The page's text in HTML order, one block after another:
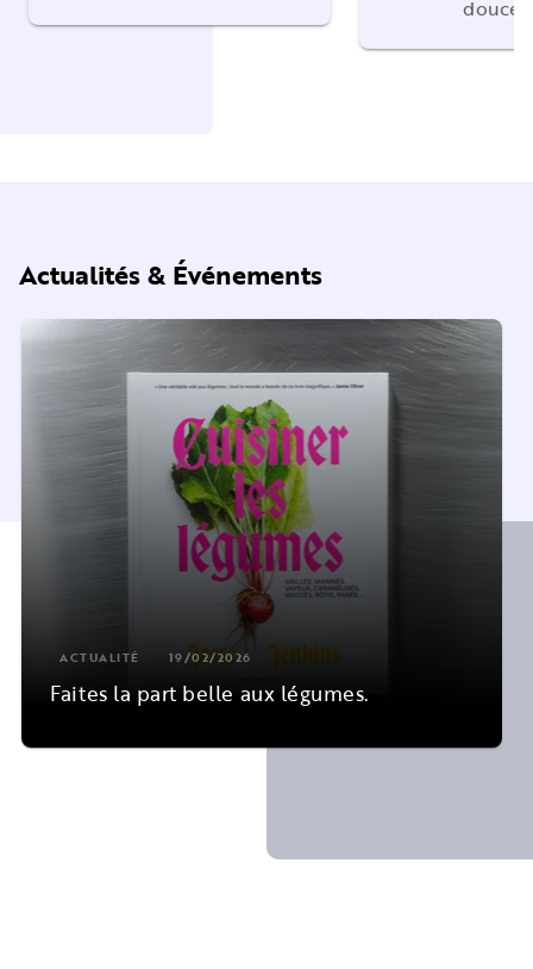
Actualités & Événements
ACTUALITÉ 19/02/2026
Faites la part belle aux légumes.